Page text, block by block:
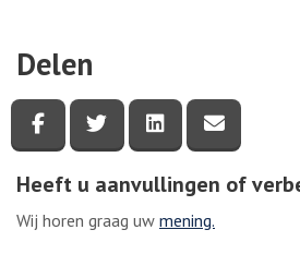
Delen
Deel deze pagina via
Deel deze pagina via
Deel deze
Heeft u aanvullingen of
Wij horen graag uw mening.